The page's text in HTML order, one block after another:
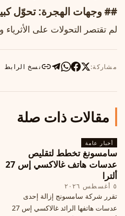
## وجهات الهجرة: تحوّل
لم تقتصر التحولات على
مشاركة: نسخ الرابط
مقالات ذات صلة
أخبار عامة
سامسونغ تخطط لتقليص
عدسات هاتف غالاكسي إس 27
ألترا
٥ أغسطس ٢٠٢٦
تقرر شركة سامسونج إزالة إحدى
عدسات هاتفها الرائد غالاكسي إس 27